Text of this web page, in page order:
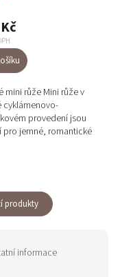
mini růže Mini růže v
cyklámenovo-
provedení jsou
pro jemné, romantické
produkty
informace